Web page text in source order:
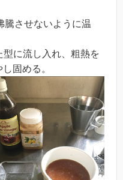
騰させないように温
に流し入れ、粗熱を
固める。